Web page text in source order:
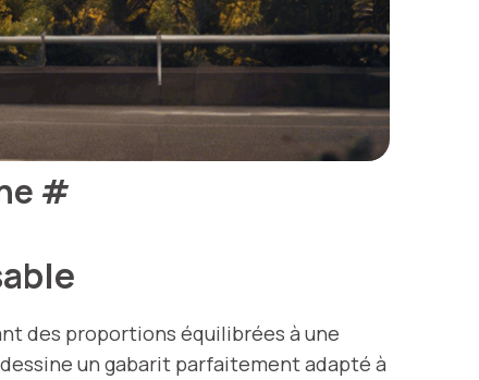
#
des proportions équilibrées à une
dessine un gabarit parfaitement adapté à